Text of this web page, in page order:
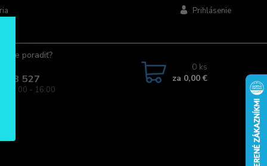
Prihlásenie
poradiť?
527
08:00 - 16:00
0 ks
za 0,00 €